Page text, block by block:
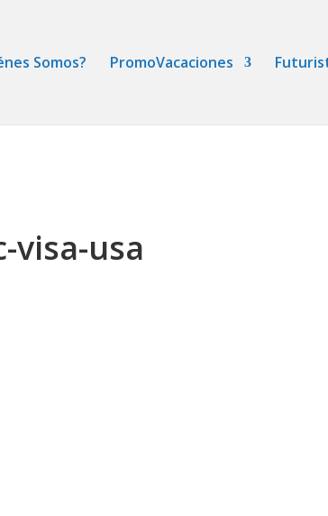
Somos? PromoVacaciones
visa-usa